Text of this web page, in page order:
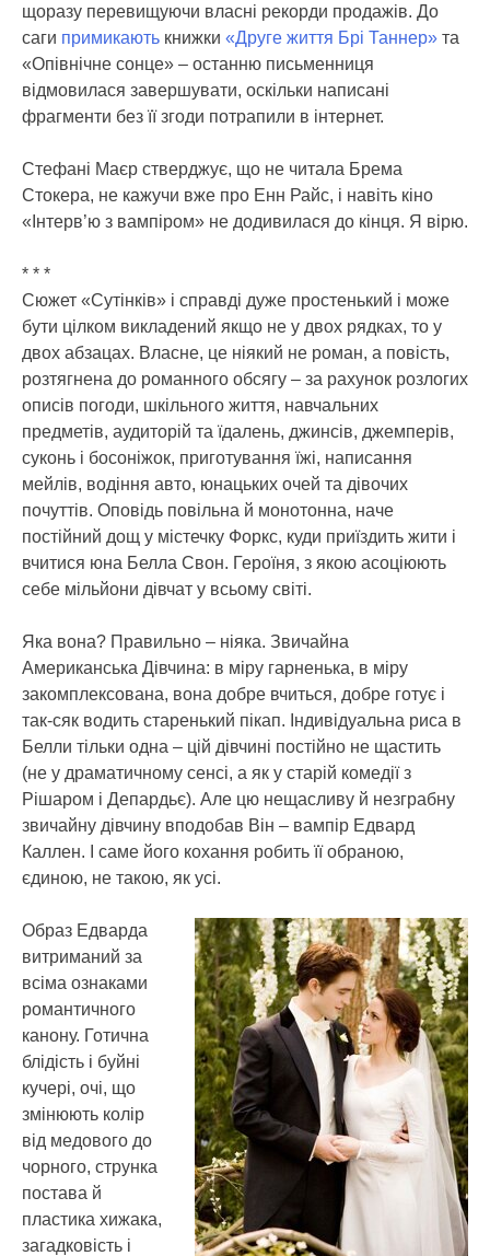
щоразу перевищуючи власні рекорди продажів. До
саги примикають книжки «Друге життя Брі Таннер» та
«Опівнічне сонце» – останню письменниця
відмовилася завершувати, оскільки написані
фрагменти без її згоди потрапили в інтернет.
Стефані Маєр стверджує, що не читала Брема
Стокера, не кажучи вже про Енн Райс, і навіть кіно
«Інтерв’ю з вампіром» не додивилася до кінця. Я вірю.
* * *
Сюжет «Сутінків» і справді дуже простенький і може
бути цілком викладений якщо не у двох рядках, то у
двох абзацах. Власне, це ніякий не роман, а повість,
розтягнена до романного обсягу – за рахунок розлогих
описів погоди, шкільного життя, навчальних
предметів, аудиторій та їдалень, джинсів, джемперів,
суконь і босоніжок, приготування їжі, написання
мейлів, водіння авто, юнацьких очей та дівочих
почуттів. Оповідь повільна й монотонна, наче
постійний дощ у містечку Форкс, куди приїздить жити і
вчитися юна Белла Свон. Героїня, з якою асоціюють
себе мільйони дівчат у всьому світі.
Яка вона? Правильно – ніяка. Звичайна
Американська Дівчина: в міру гарненька, в міру
закомплексована, вона добре вчиться, добре готує і
так-сяк водить старенький пікап. Індивідуальна риса в
Белли тільки одна – цій дівчині постійно не щастить
(не у драматичному сенсі, а як у старій комедії з
Рішаром і Депардьє). Але цю нещасливу й незграбну
звичайну дівчину вподобав Він – вампір Едвард
Каллен. І саме його кохання робить її обраною,
єдиною, не такою, як усі.
Образ Едварда
витриманий за
всіма ознаками
романтичного
канону. Готична
блідість і буйні
кучері, очі, що
змінюють колір
від медового до
чорного, струнка
постава й
пластика хижака,
загадковість і